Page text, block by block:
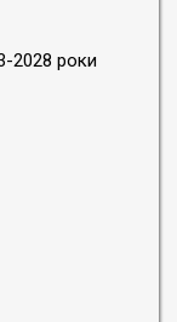
2028 роки